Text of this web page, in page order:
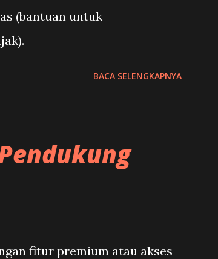
(bantuan untuk
BACA SELENGKAPNYA
fitur premium atau akses